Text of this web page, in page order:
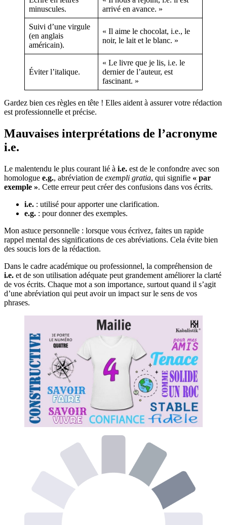
minuscules.
arrivé en avance. »
Suivi d’une virgule
(en anglais
américain).
« Il aime le chocolat, i.e., le
noir, le lait et le blanc. »
Éviter l’italique.
« Le livre que je lis, i.e. le
dernier de l’auteur, est
fascinant. »
Gardez bien ces règles en tête ! Elles aident à assurer votre rédaction
est professionnelle et précise.
Mauvaises interprétations de l’acronyme
i.e.
Le malentendu le plus courant lié à i.e. est de le confondre avec son
homologue e.g., abréviation de exempli gratia, qui signifie « par
exemple ». Cette erreur peut créer des confusions dans vos écrits.
i.e. : utilisé pour apporter une clarification.
e.g. : pour donner des exemples.
Mon astuce personnelle : lorsque vous écrivez, faites un rapide
rappel mental des significations de ces abréviations. Cela évite bien
des soucis lors de la rédaction.
Dans le cadre académique ou professionnel, la compréhension de
i.e. et de son utilisation adéquate peut grandement améliorer la clarté
de vos écrits. Chaque mot a son importance, surtout quand il s’agit
d’une abréviation qui peut avoir un impact sur le sens de vos
phrases.